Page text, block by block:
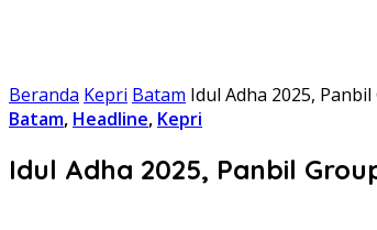
Beranda Kepri Batam Idul Adha 2025,
Batam, Headline, Kepri
Idul Adha 2025, Panbil